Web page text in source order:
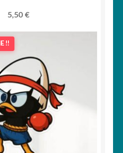
5,50 €
!!